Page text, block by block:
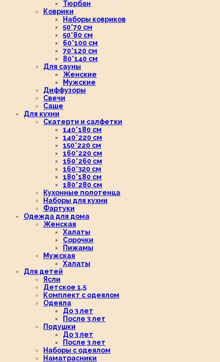
Тюрбан
Коврики
Наборы ковриков
50*70 см
50*80 см
60*100 см
70*120 см
80*140 см
Для сауны
Женские
Мужские
Диффузоры
Свечи
Саше
Для кухни
Скатерти и салфетки
140*180 см
140*220 см
150*220 см
160*220 см
160*260 см
160*320 см
180*180 см
180*280 см
Кухонные полотенца
Наборы для кухни
Фартуки
Одежда для дома
Женская
Халаты
Сорочки
Пижамы
Мужская
Халаты
Для детей
Ясли
Детское 1,5
Комплект с одеялом
Одеяла
До 3 лет
После 3 лет
Подушки
До 3 лет
После 3 лет
Наборы с одеялом
Наматрасники